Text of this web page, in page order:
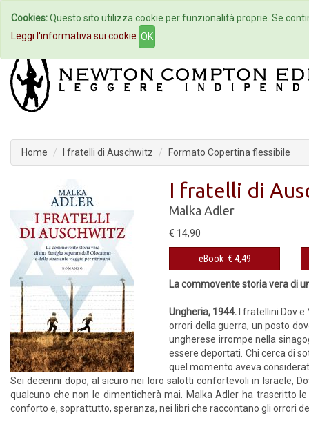
Home Autori Eventi
Home I fratelli di Auschwitz Formato Copertina flessibile
I fratelli di
Malka Adler
€ 14,90
eBook € 4,49
La commovente storia vera di
Ungheria, 1944. I fratellini Dov
orrori della guerra, un posto
ungherese irrompe nella
essere deportati. Chi cerca di
quel momento aveva
Sei decenni dopo, al sicuro nei loro salotti confortevoli in Israele,
qualcuno che non le dimenticherà mai. Malka Adler ha trascritto
conforto e, soprattutto, speranza, nei libri che raccontano gli orrori
Cookies:Questo sito utilizza cookie per funzionalità proprie. Se
Leggi l'informativa sui cookie OK